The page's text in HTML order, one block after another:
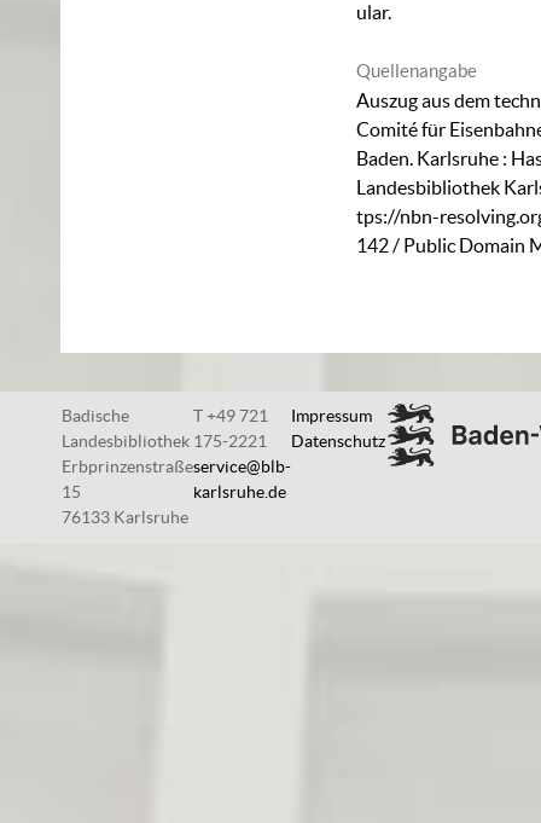
ular.
Quellenangabe
Auszug aus dem
Comité für
Baden. Karlsruhe :
Landesbibliothek
tps://nbn-
142/ Public Domain
Badische
Landesbibliothek
Erbprinzenstraße
15
76133 Karlsruhe
T +49 721
175-2221
service@blb-
karlsruhe.de
Impressum
Datenschutz